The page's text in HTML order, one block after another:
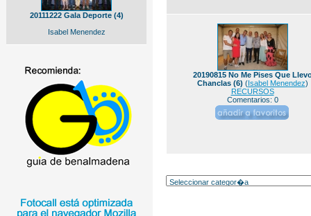
20111222 Gala Deporte (4)
Isabel Menendez
20190815 No Me Pises Que
Chanclas (6) (Isabel Menendez)
RECURSOS
Comentarios: 0